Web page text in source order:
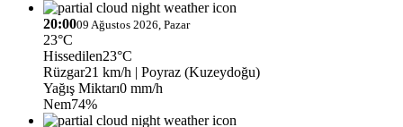
20:0009 Ağustos 2026, Pazar
23°C
Hissedilen23°C
Rüzgar21 km/h | Poyraz (Kuzeydoğu)
Yağış Miktarı0 mm/h
Nem74%